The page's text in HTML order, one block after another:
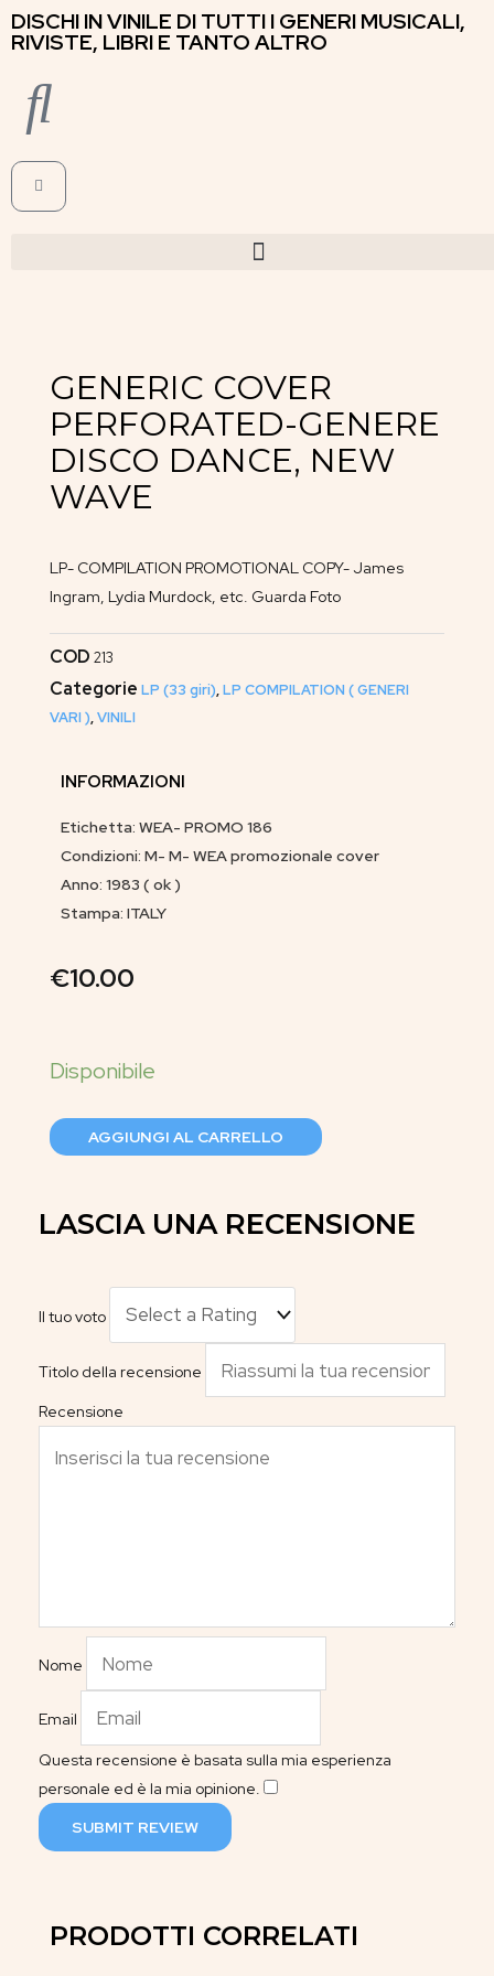
DISCHI IN VINILE DI TUTTI I GENERI MUSICALI,
RIVISTE, LIBRI E TANTO ALTRO
GENERIC COVER
PERFORATED-GENERE
DISCO DANCE, NEW
WAVE
LP- COMPILATION PROMOTIONAL COPY- James
Ingram, Lydia Murdock, etc. Guarda Foto
COD 213
Categorie LP (33 giri),LP COMPILATION ( GENERI
VARI ),VINILI
INFORMAZIONI
Etichetta: WEA- PROMO 186
Condizioni: M- M- WEA promozionale cover
Anno: 1983 ( ok )
Stampa: ITALY
€10.00
AGGIUNGI AL CARRELLO
LASCIA UNA RECENSIONE
Il tuo voto
Titolo della recensione
Recensione
Nome
Email
Questa recensione è basata sulla mia esperienza
personale ed è la mia opinione.
SUBMIT REVIEW
PRODOTTI CORRELATI